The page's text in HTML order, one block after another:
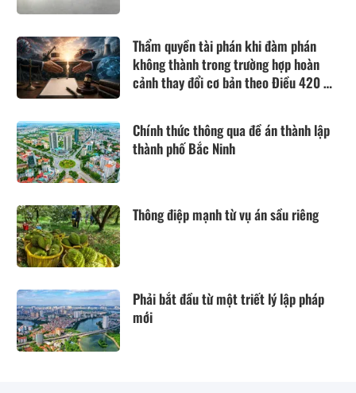
Thẩm quyền tài phán khi đàm phán
không thành trong trường hợp hoàn
cảnh thay đổi cơ bản theo Điều 420 Bộ
Chính thức thông qua đề án thành lập
thành phố Bắc Ninh
Thông điệp mạnh từ vụ án sầu riêng
Phải bắt đầu từ một triết lý lập pháp
mới